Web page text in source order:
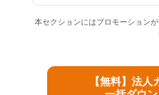
本セクションにはプロモーション
【無料】法